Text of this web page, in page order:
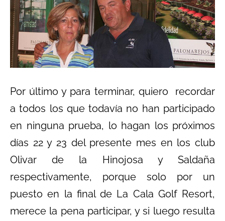
Por último y para terminar, quiero recordar
a todos los que todavía no han participado
en ninguna prueba, lo hagan los próximos
días 22 y 23 del presente mes en los club
Olivar de la Hinojosa y Saldaña
respectivamente, porque solo por un
puesto en la final de La Cala Golf Resort,
merece la pena participar, y si luego resulta